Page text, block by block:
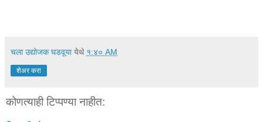
चला उद्योजक घडवूया येथे १:४० AM
शेअर करा
कोणत्याही टिप्पण्‍या नाहीत: